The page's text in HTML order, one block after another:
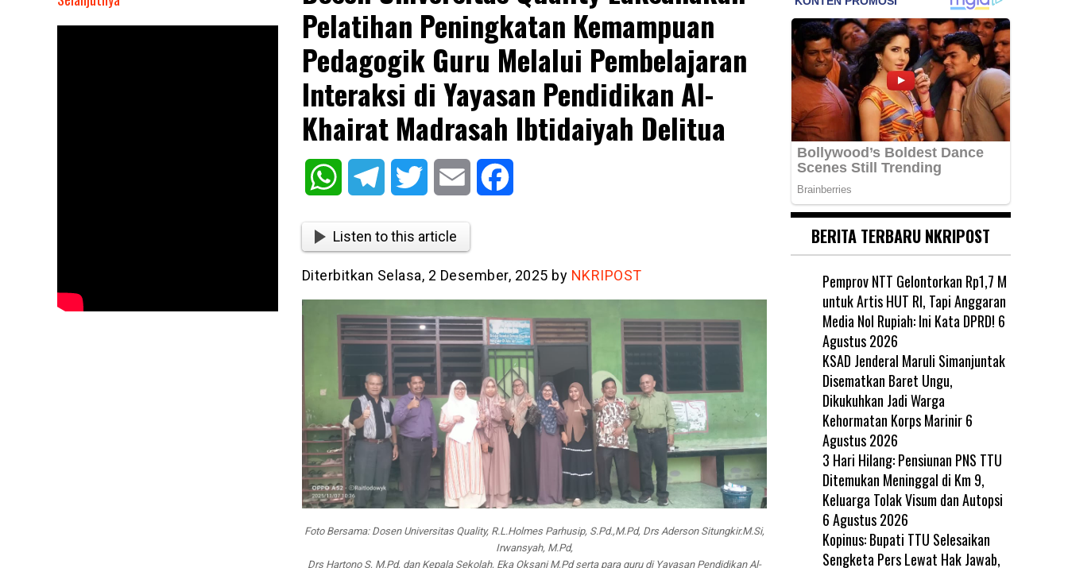
Pelatihan Peningkatan Kemampuan
Pedagogik Guru Melalui Pembelajaran
Interaksi di Yayasan Pendidikan Al-
Khairat Madrasah Ibtidaiyah Delitua
WhatsAppTelegram Twitter Email
Listen to this article
Diterbitkan Selasa, 2 Desember, 2025 by NKRIPOST
Foto Bersama: Dosen Universitas Quality, R.L.Holmes Parhusip, S.Pd.,M.Pd, Drs Aderson Situngkir.M.Si,
Irwansyah, M.Pd,
Drs Hartono S, M.Pd, dan Kepala Sekolah, Eka Oksani M,Pd serta para guru di Yayasan Pendidikan Al-
Al-
BERITA TERBARU NKRIPOST
Pemprov NTT Gelontorkan Rp1,7 M
untuk Artis HUT RI, Tapi Anggaran
Media Nol Rupiah: Ini Kata DPRD! 6
Agustus 2026
KSAD Jenderal Maruli Simanjuntak
Disematkan Baret Ungu,
Dikukuhkan Jadi Warga
Kehormatan Korps Marinir 6
Agustus 2026
3 Hari Hilang: Pensiunan PNS TTU
Ditemukan Meninggal di Km 9,
Keluarga Tolak Visum dan Autopsi
6 Agustus 2026
Kopinus: Bupati TTU Selesaikan
Sengketa Pers Lewat Hak Jawab,